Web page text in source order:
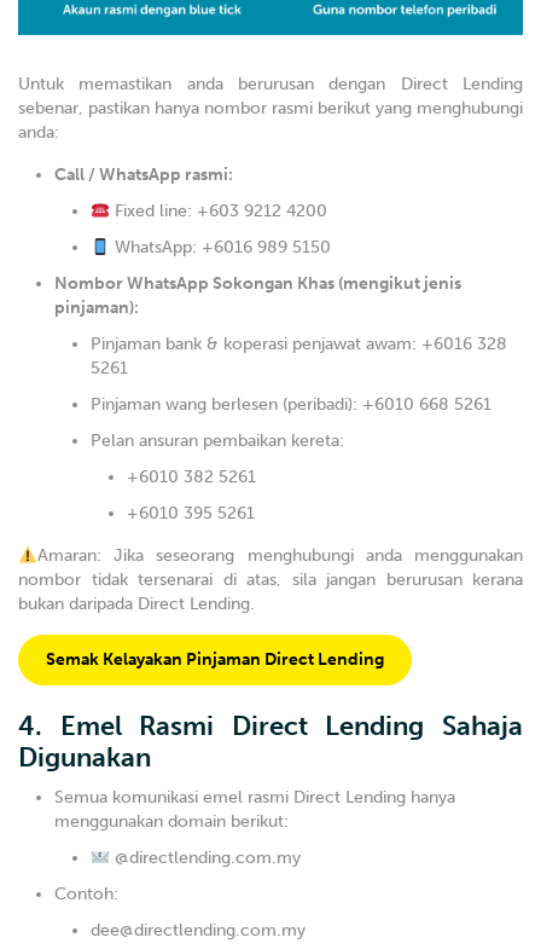
Untuk memastikan anda berurusan dengan Direct Lending
sebenar, pastikan hanya nombor rasmi berikut yang menghubungi
anda:
Call / WhatsApp rasmi:
Fixed line: +603 9212 4200
WhatsApp: +6016 989 5150
Nombor WhatsApp Sokongan Khas (mengikut jenis
pinjaman):
Pinjaman bank & koperasi penjawat awam: +6016 328
5261
Pinjaman wang berlesen (peribadi): +6010 668 5261
Pelan ansuran pembaikan kereta:
+6010 382 5261
+6010 395 5261
Amaran: Jika seseorang menghubungi anda menggunakan
nombor tidak tersenarai di atas, sila jangan berurusan kerana
bukan daripada Direct Lending.
Semak Kelayakan Pinjaman Direct Lending
4. Emel Rasmi Direct Lending Sahaja
Digunakan
Semua komunikasi emel rasmi Direct Lending hanya
menggunakan domain berikut:
@directlending.com.my
Contoh:
dee@directlending.com.my